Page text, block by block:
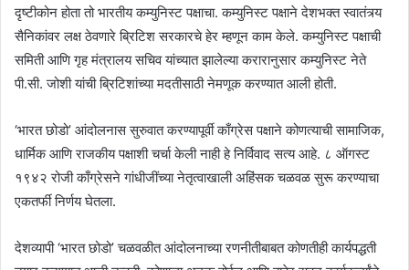
दृष्टीकोन होता तो भारतीय कम्युनिस्ट पक्षाचा. कम्युनिस्ट पक्षाने देशभक्त स्वातंत्र्य
सैनिकांवर लक्ष ठेवणारे ब्रिटिश सरकारचे हेर म्हणून काम केले. कम्युनिस्ट पक्षाची
समिती आणि गृह मंत्रालय सचिव यांच्यात झालेल्या करारानुसार कम्युनिस्ट नेते
पी.सी. जोशी यांची ब्रिटिशांच्या मदतीसाठी नेमणूक करण्यात आली होती.
‘भारत छोडो’ आंदोलनास सुरुवात करण्यापूर्वी काँग्रेस पक्षाने कोणत्याची सामाजिक,
धार्मिक आणि राजकीय पक्षाशी चर्चा केली नाही हे निर्विवाद सत्य आहे. ८ ऑगस्ट
१९४२ रोजी काँग्रेसने गांधीजींच्या नेतृत्वाखाली अहिंसक चळवळ सुरू करण्याचा
एकतर्फी निर्णय घेतला.
देशव्यापी ‘भारत छोडो’ चळवळीत आंदोलनाच्या रणनीतीबाबत कोणतीही कार्यपद्धती